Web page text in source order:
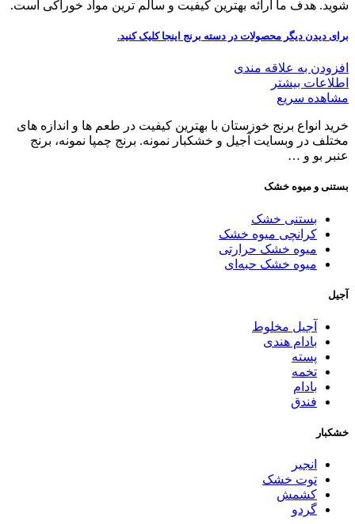
شوید. هدف ما ارائه بهترین کیفیت و سالم ترین مواد خوراکی است.
برای دیدن دیگر محصولات در دسته برنج اینجا کلیککنید.
افزودن به علاقه مندی
اطلاعات بیشتر
مشاهده سریع
خرید انواع برنج خوزستان با بهترین کیفیت در طعم ها و اندازه های
مختلف در وبسایت آجیل و خشکبار نمونه. برنج چمپا نمونه، برنج
عنبر بو و …
بستنی و میوه خشک
بستنی خشک
کرانچی میوه خشک
میوه خشک حرارتی
میوه خشک حبه‌ای
آجیل
آجیل مخلوط
بادام هندی
پسته
تخمه
بادام
فندق
خشکبار
انجیر
توت خشک
کشمش
گردو